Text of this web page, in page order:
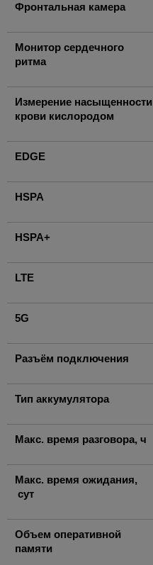
Фронтальная камера
Монитор сердечного
ритма
Измерение насыщенности
крови кислородом
EDGE
HSPA
HSPA+
LTE
5G
Разъём подключения
Тип аккумулятора
Макс. время разговора, ч
Макс. время ожидания,
сут
Объем оперативной
памяти